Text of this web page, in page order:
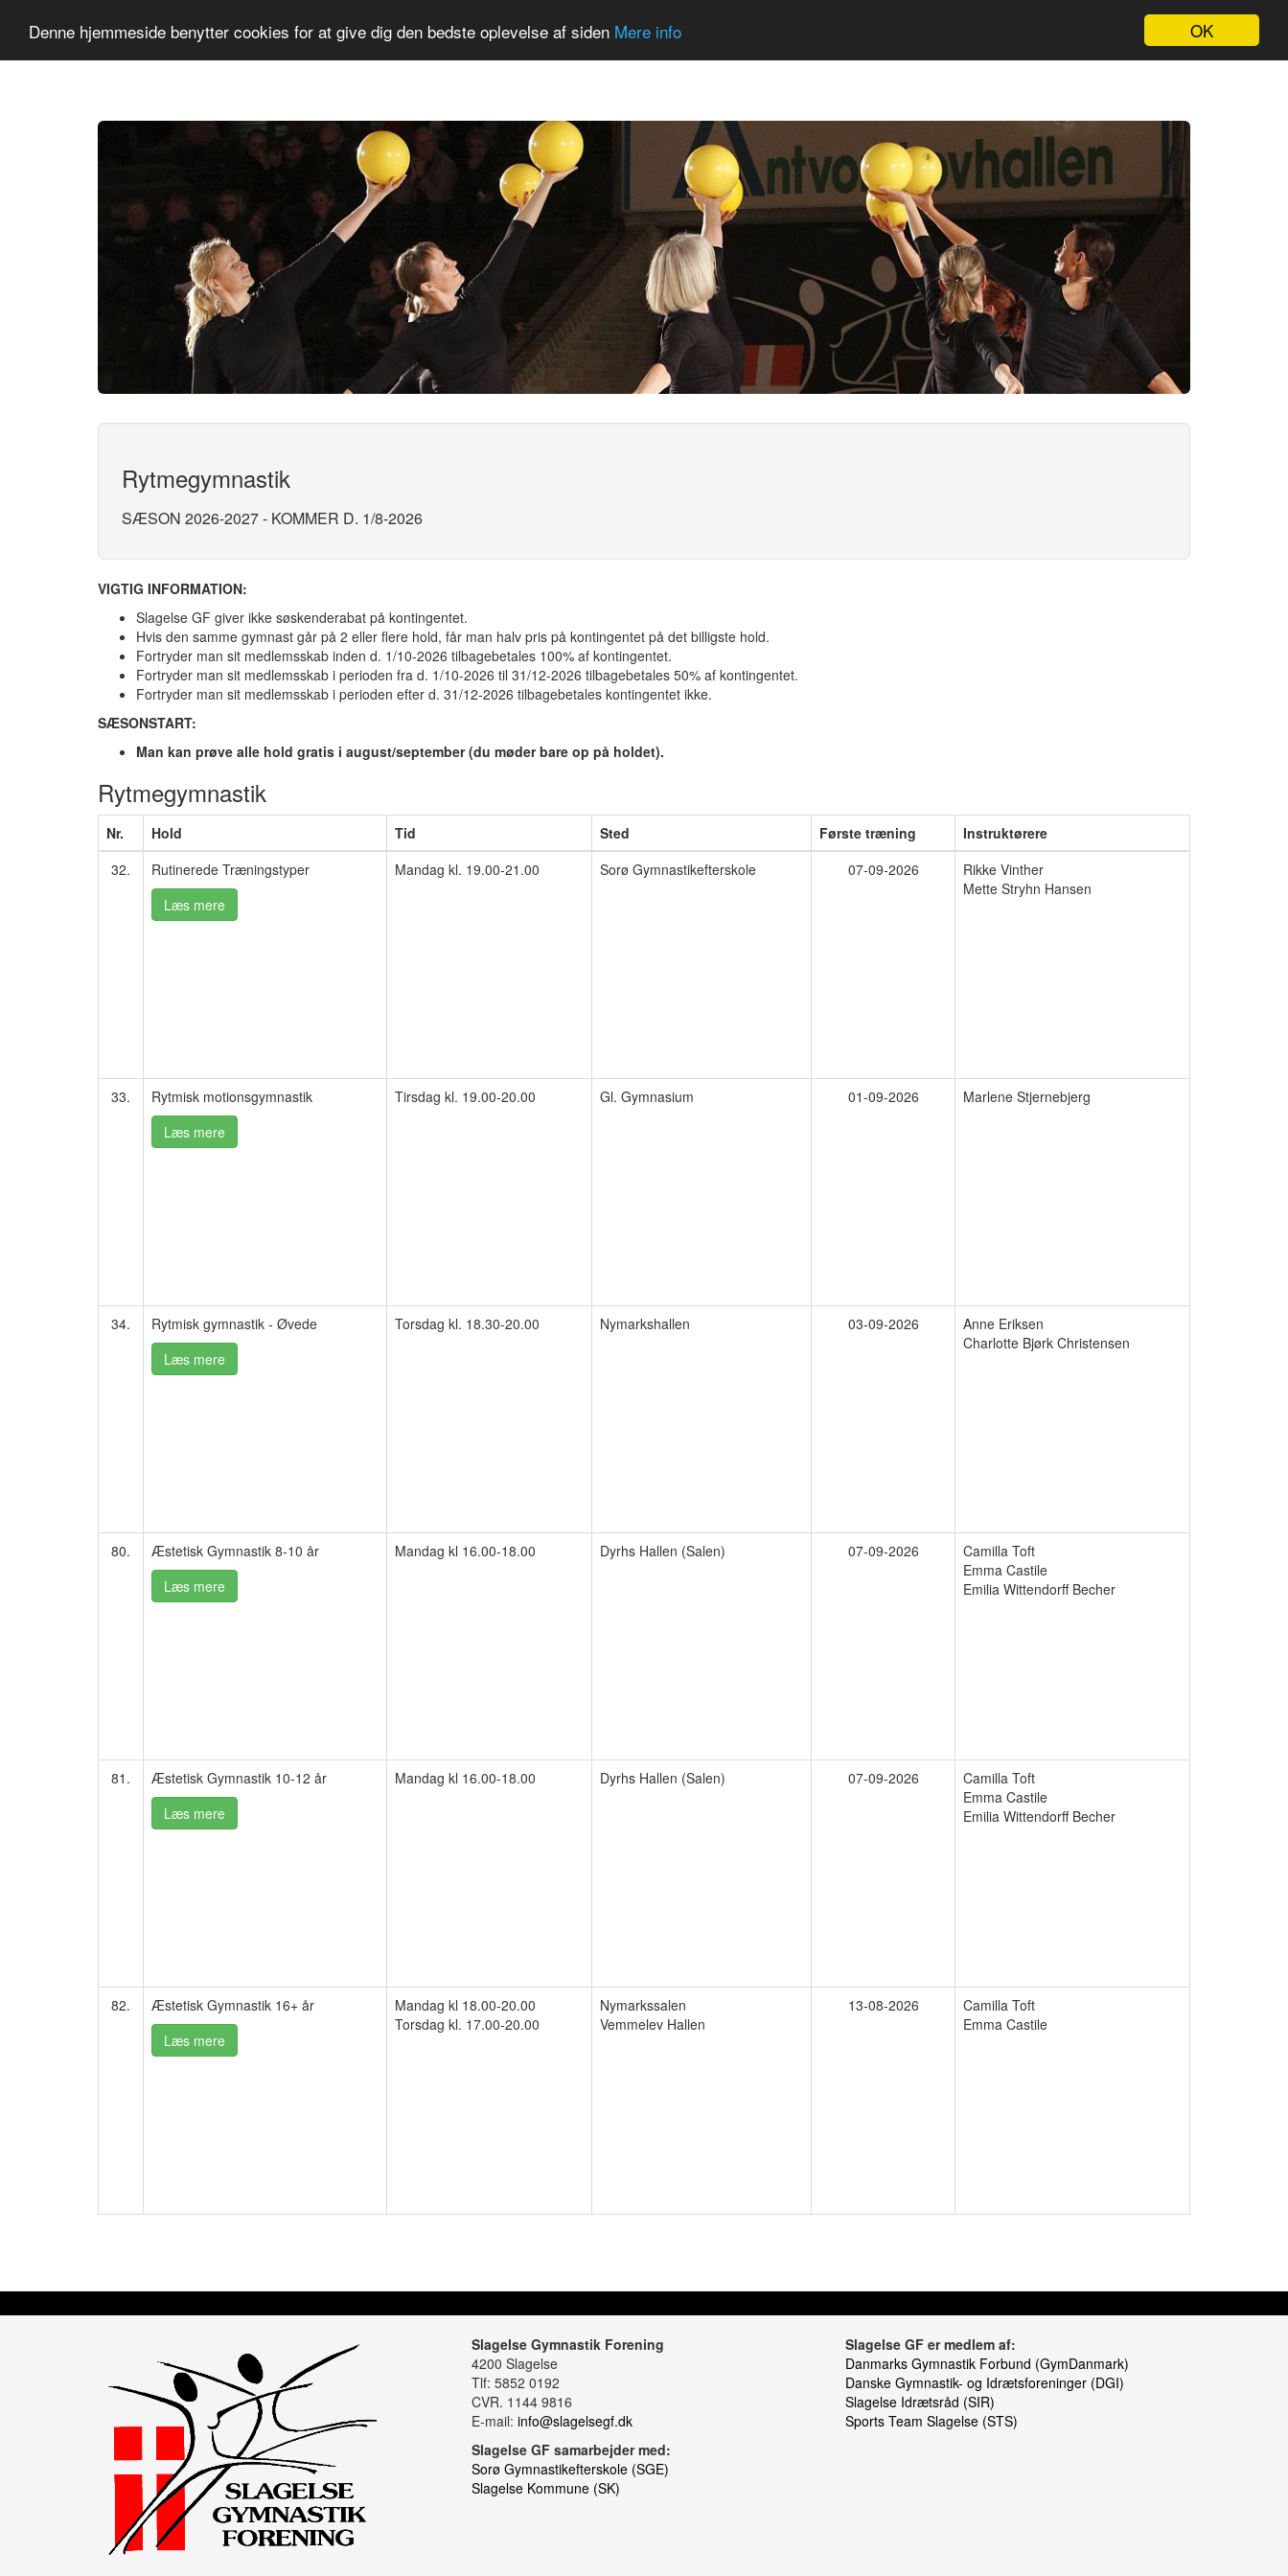
OK
Denne hjemmeside benytter cookies for at give dig den bedste oplevelse af siden Mere info
Slagelse GF Sæson 2026-2027 Nyheder Kalender
Rytmegymnastik
SÆSON 2026-2027 - KOMMER D. 1/8-2026
VIGTIG INFORMATION:
Slagelse GF giver ikke søskenderabat på kontingentet.
Hvis den samme gymnast går på 2 eller flere hold, får man halv pris på kontingentet på det billigste hold.
Fortryder man sit medlemsskab inden d. 1/10-2026 tilbagebetales 100% af kontingentet.
Fortryder man sit medlemsskab i perioden fra d. 1/10-2026 til 31/12-2026 tilbagebetales 50% af kontingentet.
Fortryder man sit medlemsskab i perioden efter d. 31/12-2026 tilbagebetales kontingentet ikke.
SÆSONSTART:
Man kan prøve alle hold gratis i august/september (du møder bare op på holdet).
Rytmegymnastik
Nr. Hold Tid Sted Første træning
Instruktørere
32.
Rutinerede Træningstyper
Læs mere
Mandag kl. 19.00-21.00 Sorø Gymnastikefterskole 07-09-2026
Rikke Vinther
Mette Stryhn Hansen
33.
Rytmisk motionsgymnastik
Læs mere
Tirsdag kl. 19.00-20.00 Gl. Gymnasium 01-09-2026 Marlene Stjernebjerg
34.
Rytmisk gymnastik - Øvede
Læs mere
Torsdag kl. 18.30-20.00 Nymarkshallen 03-09-2026
Anne Eriksen
Charlotte Bjørk Christensen
80.
Æstetisk Gymnastik 8-10 år
Læs mere
Mandag kl 16.00-18.00 Dyrhs Hallen (Salen) 07-09-2026
Camilla Toft
Emma Castile
Emilia Wittendorff Becher
81.
Æstetisk Gymnastik 10-12 år
Læs mere
Mandag kl 16.00-18.00 Dyrhs Hallen (Salen) 07-09-2026
Camilla Toft
Emma Castile
Emilia Wittendorff Becher
82.
Æstetisk Gymnastik 16+ år
Læs mere
Mandag kl 18.00-20.00
Torsdag kl. 17.00-20.00
Nymarkssalen
Vemmelev Hallen
13-08-2026
Camilla Toft
Emma Castile
Slagelse Gymnastik Forening
4200 Slagelse
Tlf: 5852 0192
CVR. 1144 9816
E-mail: info@slagelsegf.dk
Slagelse GF samarbejder med:
Sorø Gymnastikefterskole (SGE)
Slagelse Kommune (SK)
Slagelse GF er medlem af:
Danmarks Gymnastik Forbund (GymDanmark)
Danske Gymnastik- og Idrætsforeninger (DGI)
Slagelse Idrætsråd (SIR)
Sports Team Slagelse (STS)